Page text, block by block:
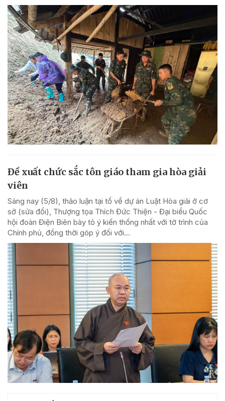
Đề xuất chức sắc tôn giáo tham gia hòa giải
viên
Sáng nay (5/8), thảo luận tại tổ về dự án Luật Hòa giải ở cơ
sở (sửa đổi), Thượng tọa Thích Đức Thiện - Đại biểu Quốc
hội đoàn Điện Biên bày tỏ ý kiến thống nhất với tờ trình của
Chính phủ, đồng thời góp ý đối với...